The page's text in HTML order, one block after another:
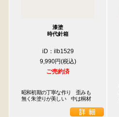
漆塗
時代針箱
iD：ilb1529
9,990円
ご売約済
昭和初期の丁寧な作り　歪みも
無く朱塗りが美しい　中は桐材